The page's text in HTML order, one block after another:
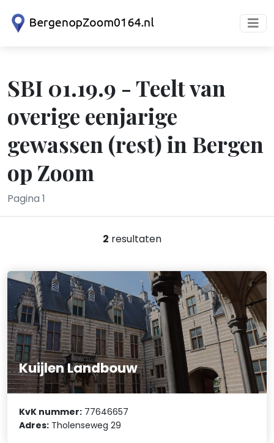
SBI 01.19.9 - Teelt van
overige eenjarige
gewassen (rest) in Bergen
op Zoom
Pagina 1
2 resultaten
Kuijlen Landbouw
KvK nummer: 77646657
Adres: Tholenseweg 29